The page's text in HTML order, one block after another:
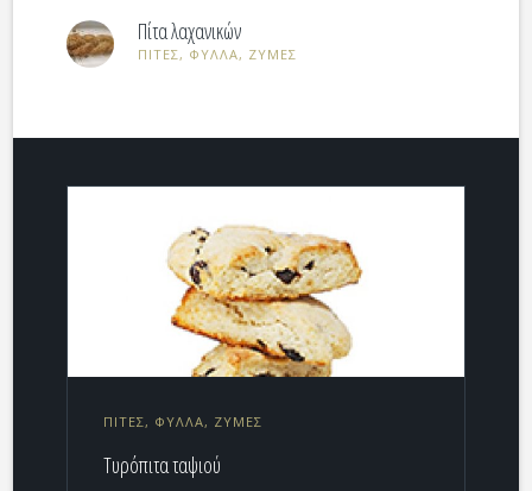
Πίτα λαχανικών
ΠΙΤΕΣ, ΦΥΛΛΑ, ΖΥΜΕΣ
ΠΙΤΕΣ, ΦΥΛΛΑ, ΖΥΜΕΣ
Τυρόπιτα ταψιού